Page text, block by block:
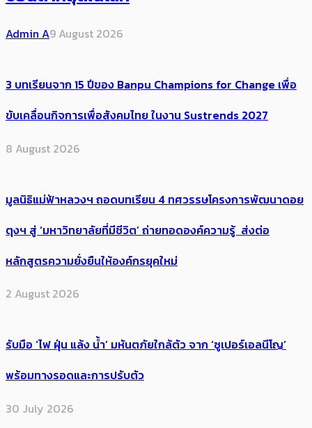
Admin A9 August 2026
3 บทเรียนจาก 15 ปีของ Banpu Champions for Change เพื่อ
ขับเคลื่อนกิจการเพื่อสังคมไทย ในงาน Sustrends 2027
8 August 2026
มูลนิธิแม่ฟ้าหลวงฯ ถอดบทเรียน 4 ทศวรรษโครงการพัฒนาดอย
ตุงฯ สู่ ‘มหาวิทยาลัยที่มีชีวิต’ ถ่ายทอดองค์ความรู้ ส่งต่อ
หลักสูตรความยั่งยืนให้องค์กรยุคใหม่
2 August 2026
รับมือ ‘ไฟ ฝุ่น แล้ง น้ำ’ มหันตภัยใกล้ตัว จาก ‘ซูเปอร์เอลนีโญ’
พร้อมทางรอดและการปรับตัว
30 July 2026